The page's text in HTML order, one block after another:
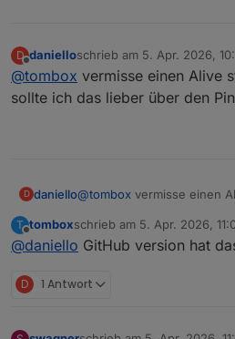
D
Offline
danielloschrieb am 5. Apr. 2026,
zuletzt editiert von
@tombox vermisse einen Alive
sollte ich das lieber über den
D daniello@tombox vermisse einen
T
Offline
tomboxschrieb am 5. Apr. 2026,
zuletzt editiert von
@daniello GitHub version hat
D 1 Antwort